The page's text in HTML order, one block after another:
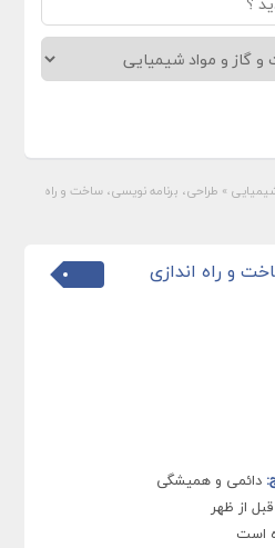
» طراحی، برنامه نویسی، ساخت و راه
و راه اندازی
دائمی و همیشگی
است